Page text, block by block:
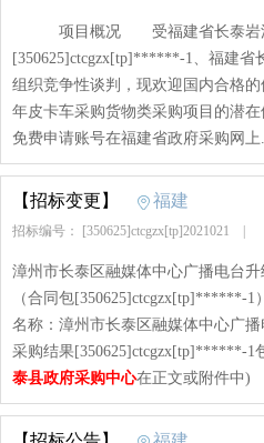
项目概况 受福建省长泰岩溪
[350625]ctcgzx[tp]******-1、福建省
组织竞争性谈判，现欢迎国内合格
年皮卡车采购货物类采购项目的潜
免费申请账号在福建省政府采购网
【招标变更】 福建
招标编号： [350625]ctcgzx[tp]2021021
漳州市长泰区融媒体中心广播电台
（合同包[350625]ctcgzx[tp]******-
名称：漳州市长泰区融媒体中心广
采购结果[350625]ctcgzx[tp]******-1
泰县政府采购中心在正文或附件中)